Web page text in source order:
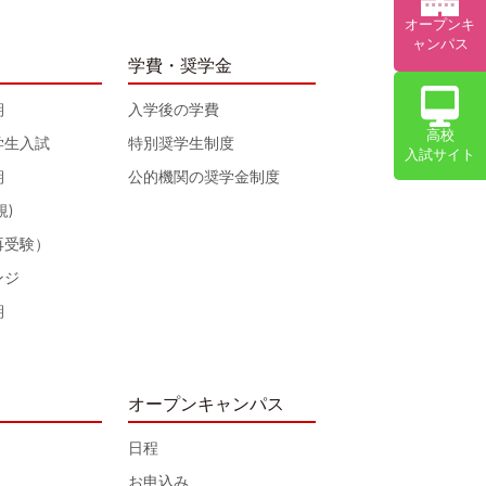
生入試
)
験）
ジ
学費・奨学金
入学後の学費
特別奨学生制度
公的機関の奨学金制度
オープンキャンパス
日程
お申込み
オープンキ
ャンパス
高校
入試サイト